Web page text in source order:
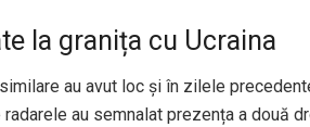
la granița cu Ucraina
au avut loc și în zilele
au semnalat prezența a două